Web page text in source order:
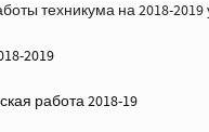
техникума на 2018-2019
2019
работа 2018-19